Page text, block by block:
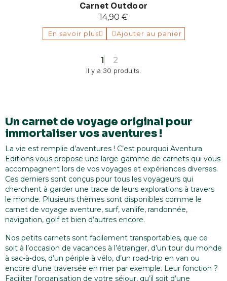
Carnet Outdoor
14,90 €
En savoir plus Ajouter au panier
1 2
Il y a 30 produits.
Un carnet de voyage original pour
immortaliser vos aventures !
La vie est remplie d’aventures ! C’est pourquoi Aventura
Editions vous propose une large gamme de carnets qui vous
accompagnent lors de vos voyages et expériences diverses.
Ces derniers sont conçus pour tous les voyageurs qui
cherchent à garder une trace de leurs explorations à travers
le monde. Plusieurs thèmes sont disponibles comme le
carnet de voyage aventure, surf, vanlife, randonnée,
navigation, golf et bien d’autres encore.
Nos petits carnets sont facilement transportables, que ce
soit à l’occasion de vacances à l’étranger, d’un tour du monde
à sac-à-dos, d’un périple à vélo, d’un road-trip en van ou
encore d’une traversée en mer par exemple. Leur fonction ?
Faciliter l’organisation de votre séjour, qu’il soit d’une